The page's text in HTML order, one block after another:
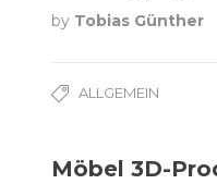
by Tobias Günther
ALLGEMEIN
Möbel 3D-